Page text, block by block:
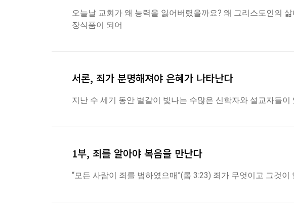
오늘날 교회가 왜 능력을 잃어버렸을까요? 왜 그리스도인의
장식품이 되어
서론, 죄가 분명해져야 은혜가 나타난다
지난 수 세기 동안 별같이 빛나는 수많은 신학자와 설교자들
1부, 죄를 알아야 복음을 만난다
“모든 사람이 죄를 범하였으매”(롬 3:23) 죄가 무엇이고 그것